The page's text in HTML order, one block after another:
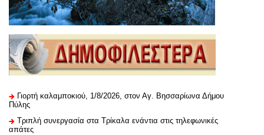
Γιορτή καλαμποκιού, 1/8/2026, στον Αγ. Βησσαρίωνα Δήμου
Πύλης
Τριπλή συνεργασία στα Τρίκαλα ενάντια στις τηλεφωνικές
απάτες